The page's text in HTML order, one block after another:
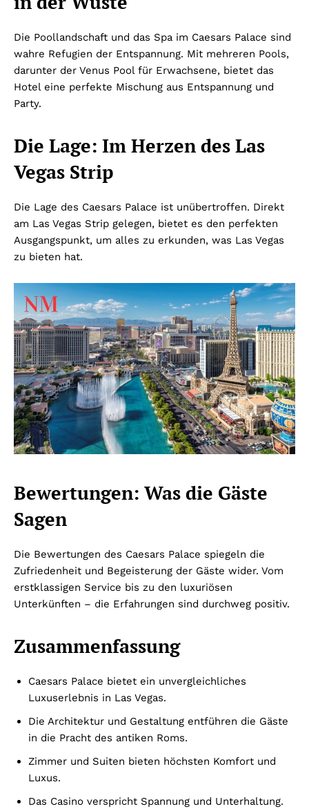
Die Poollandschaft und das Spa im Caesars Palace sind
wahre Refugien der Entspannung. Mit mehreren Pools,
darunter der Venus Pool für Erwachsene, bietet das
Hotel eine perfekte Mischung aus Entspannung und
Party.
Die Lage: Im Herzen des Las
Vegas Strip
Die Lage des Caesars Palace ist unübertroffen. Direkt
am Las Vegas Strip gelegen, bietet es den perfekten
Ausgangspunkt, um alles zu erkunden, was Las Vegas
zu bieten hat.
Bewertungen: Was die Gäste
Sagen
Die Bewertungen des Caesars Palace spiegeln die
Zufriedenheit und Begeisterung der Gäste wider. Vom
erstklassigen Service bis zu den luxuriösen
Unterkünften – die Erfahrungen sind durchweg positiv.
Zusammenfassung
Caesars Palace bietet ein unvergleichliches
Luxuserlebnis in Las Vegas.
Die Architektur und Gestaltung entführen die Gäste
in die Pracht des antiken Roms.
Zimmer und Suiten bieten höchsten Komfort und
Luxus.
Das Casino verspricht Spannung und Unterhaltung.